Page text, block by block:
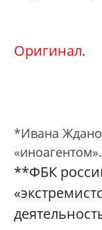
Оригинал.
*Ивана
«иноагентом».
**ФБК